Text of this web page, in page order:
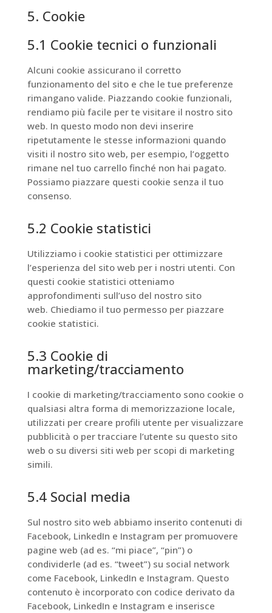
5. Cookie
5.1 Cookie tecnici o funzionali
Alcuni cookie assicurano il corretto
funzionamento del sito e che le tue preferenze
rimangano valide. Piazzando cookie funzionali,
rendiamo più facile per te visitare il nostro sito
web. In questo modo non devi inserire
ripetutamente le stesse informazioni quando
visiti il nostro sito web, per esempio, l’oggetto
rimane nel tuo carrello finché non hai pagato.
Possiamo piazzare questi cookie senza il tuo
consenso.
5.2 Cookie statistici
Utilizziamo i cookie statistici per ottimizzare
l’esperienza del sito web per i nostri utenti. Con
questi cookie statistici otteniamo
approfondimenti sull’uso del nostro sito
web. Chiediamo il tuo permesso per piazzare
cookie statistici.
5.3 Cookie di
marketing/tracciamento
I cookie di marketing/tracciamento sono cookie o
qualsiasi altra forma di memorizzazione locale,
utilizzati per creare profili utente per visualizzare
pubblicità o per tracciare l’utente su questo sito
web o su diversi siti web per scopi di marketing
simili.
5.4 Social media
Sul nostro sito web abbiamo inserito contenuti di
Facebook, LinkedIn e Instagram per promuovere
pagine web (ad es. “mi piace”, “pin”) o
condividerle (ad es. “tweet”) su social network
come Facebook, LinkedIn e Instagram. Questo
contenuto è incorporato con codice derivato da
Facebook, LinkedIn e Instagram e inserisce